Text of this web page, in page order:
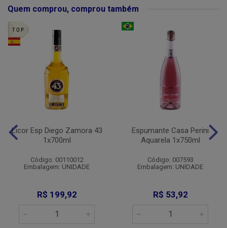
Quem comprou, comprou também
Licor Esp Diego Zamora 43
1x700ml
Código: 00110012
Embalagem: UNIDADE
R$ 199,92
Espumante Casa Perini
Aquarela 1x750ml
Código: 007593
Embalagem: UNIDADE
R$ 53,92